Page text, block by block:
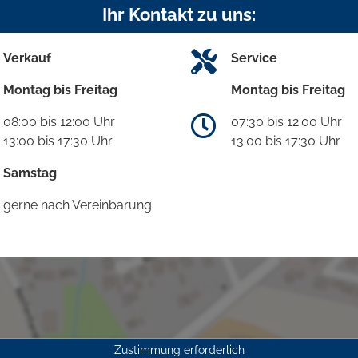
Ihr Kontakt zu uns:
Verkauf
Montag bis Freitag
08:00 bis 12:00 Uhr
13:00 bis 17:30 Uhr
Samstag
gerne nach Vereinbarung
Service
Montag bis Freitag
07:30 bis 12:00 Uhr
13:00 bis 17:30 Uhr
Zustimmung erforderlich